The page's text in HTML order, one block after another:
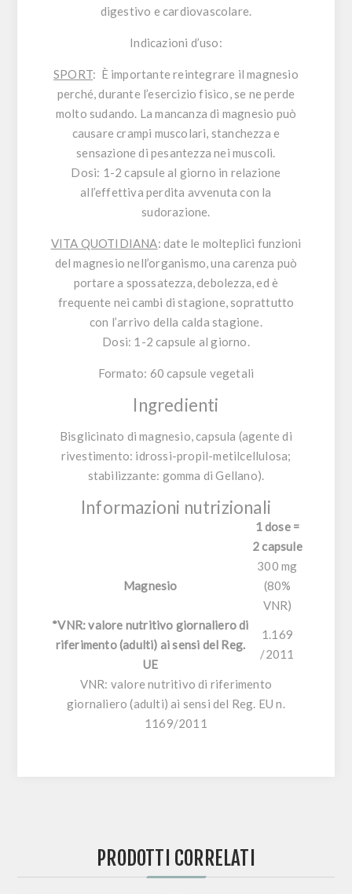
digestivo e cardiovascolare.
Indicazioni d’uso:
SPORT: È importante reintegrare il magnesio
perché, durante l’esercizio fisico, se ne perde
molto sudando. La mancanza di magnesio può
causare crampi muscolari, stanchezza e
sensazione di pesantezza nei muscoli.
Dosi: 1-2 capsule al giorno in relazione
all’effettiva perdita avvenuta con la
sudorazione.
VITA QUOTIDIANA: date le molteplici funzioni
del magnesio nell’organismo, una carenza può
portare a spossatezza, debolezza, ed è
frequente nei cambi di stagione, soprattutto
con l’arrivo della calda stagione.
Dosi: 1-2 capsule al giorno.
Formato: 60 capsule vegetali
Ingredienti
Bisglicinato di magnesio, capsula (agente di
rivestimento: idrossi-propil-metilcellulosa;
stabilizzante: gomma di Gellano).
Informazioni nutrizionali
1 dose =
2 capsule
Magnesio
300 mg
(80%
VNR)
*VNR: valore nutritivo giornaliero di
riferimento (adulti) ai sensi del Reg.
UE
1.169
/2011
VNR: valore nutritivo di riferimento
giornaliero (adulti) ai sensi del Reg. EU n.
1169/2011
PRODOTTI CORRELATI